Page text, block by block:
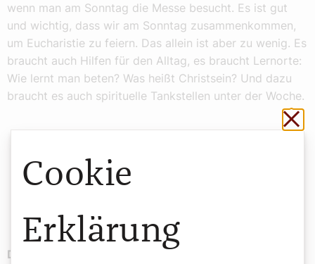
wenn man am Sonntag die Messe besucht. Es ist gut
und wichtig, dass wir am Sonntag zusammenkommen,
um Eucharistie zu feiern. Das allein ist aber zu wenig. Es
braucht auch Hilfen für den Alltag, es braucht Lernorte:
Wie lernt man beten? Was heißt Christsein? Und dazu
braucht es auch spirituelle Tankstellen unter der Woche.
Erholung steckt das Wort „Creatio“,
Das Bours-Buch trägt den schönen Untertitel: „Worte
Cookie
Erklärung